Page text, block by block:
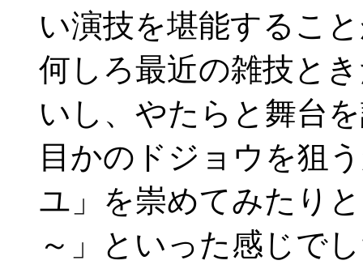
い演技を堪能するこ
何しろ最近の雑技と
いし、やたらと舞台
目かのドジョウを狙
ユ」を崇めてみたり
～」といった感じで